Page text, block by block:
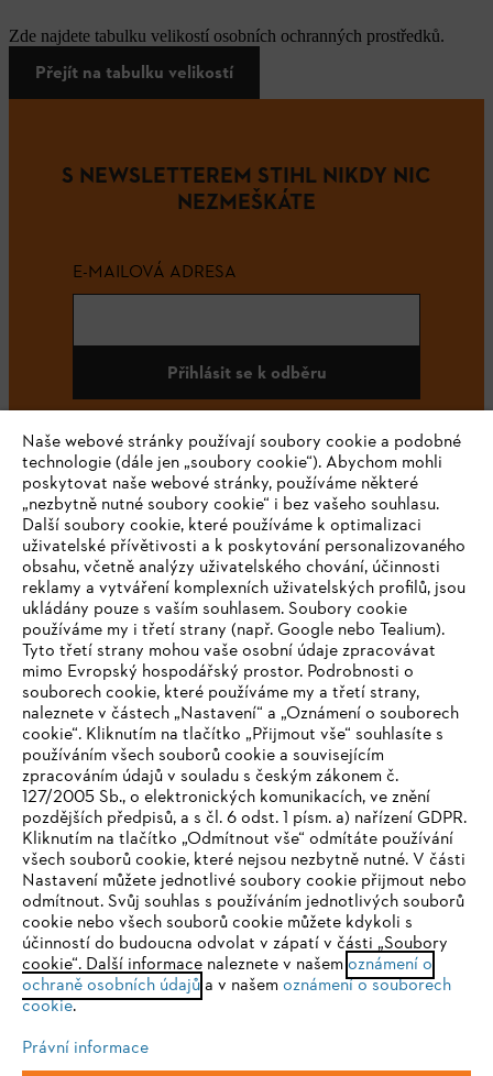
Zde najdete tabulku velikostí osobních ochranných prostředků.
Přejít na tabulku velikostí
S NEWSLETTEREM STIHL NIKDY NIC
NEZMEŠKÁTE
E-MAILOVÁ ADRESA
Přihlásit se k odběru
#STIHL
Společnost
STIHL FAQ
Služby
Ochrana osobních údajů Právní doložka Cookies
IHR BROWSER WIRD NICHT
UNTERSTÜTZT
Sie nutzen einen Browser, den wir noch nicht unterstützen. Für
eine optimale Nutzung unserer Seite empfehlen wir Ihnen, zu
einem der folgenden Browser zu wechseln:
Naše webové stránky používají soubory cookie a podobné
technologie (dále jen „soubory cookie“). Abychom mohli
poskytovat naše webové stránky, používáme některé
„nezbytně nutné soubory cookie“ i bez vašeho souhlasu.
Další soubory cookie, které používáme k optimalizaci
uživatelské přívětivosti a k poskytování personalizovaného
obsahu, včetně analýzy uživatelského chování, účinnosti
reklamy a vytváření komplexních uživatelských profilů, jsou
ukládány pouze s vaším souhlasem. Soubory cookie
používáme my i třetí strany (např. Google nebo Tealium).
Tyto třetí strany mohou vaše osobní údaje zpracovávat
mimo Evropský hospodářský prostor. Podrobnosti o
souborech cookie, které používáme my a třetí strany,
naleznete v částech „Nastavení“ a „Oznámení o souborech
cookie“. Kliknutím na tlačítko „Přijmout vše“ souhlasíte s
používáním všech souborů cookie a souvisejícím
zpracováním údajů v souladu s českým zákonem č.
127/2005 Sb., o elektronických komunikacích, ve znění
pozdějších předpisů, a s čl. 6 odst. 1 písm. a) nařízení GDPR.
Kliknutím na tlačítko „Odmítnout vše“ odmítáte používání
všech souborů cookie, které nejsou nezbytně nutné. V části
Nastavení můžete jednotlivé soubory cookie přijmout nebo
odmítnout. Svůj souhlas s používáním jednotlivých souborů
cookie nebo všech souborů cookie můžete kdykoli s
účinností do budoucna odvolat v zápatí v části „Soubory
cookie“. Další informace naleznete v našem oznámení o
ochraně osobních údajůa v našem oznámení o souborech
cookie.
Právní informace